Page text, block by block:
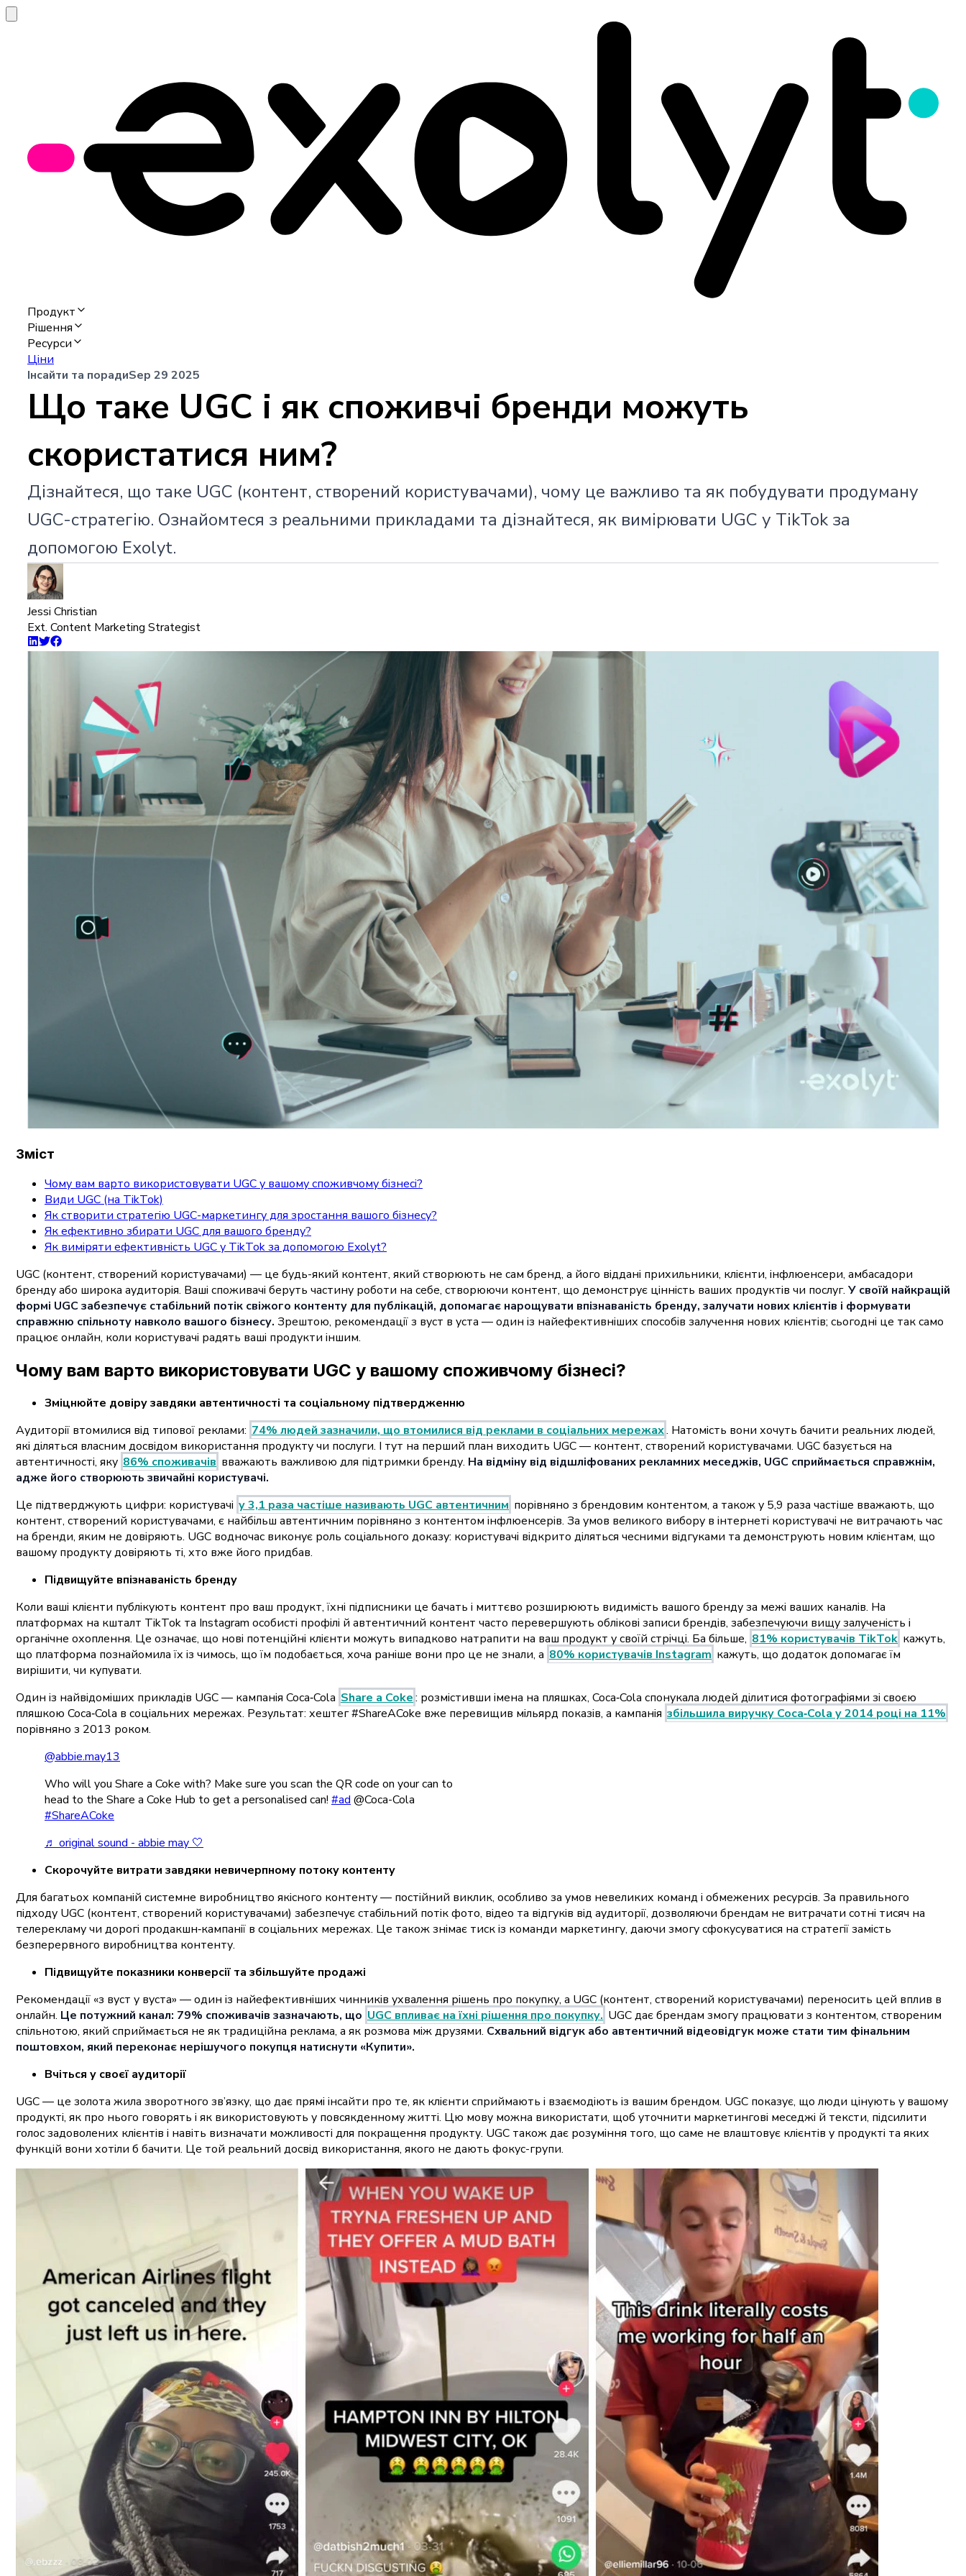
Продукт
Рішення
Ресурси
Ціни
Інсайти та порадиSep 29 2025
Що таке UGC і як споживчі бренди можуть
скористатися ним?
Дізнайтеся, що таке UGC (контент, створений користувачами), чому це важливо та як побудувати продуману
UGC-стратегію. Ознайомтеся з реальними прикладами та дізнайтеся, як вимірювати UGC у TikTok за
допомогою Exolyt.
Jessi Christian
Ext. Content Marketing Strategist
Зміст
Чому вам варто використовувати UGC у вашому споживчому бізнесі?
Види UGC (на TikTok)
Як створити стратегію UGC-маркетингу для зростання вашого бізнесу?
Як ефективно збирати UGC для вашого бренду?
Як виміряти ефективність UGC у TikTok за допомогою Exolyt?
UGC (контент, створений користувачами) — це будь-який контент, який створюють не сам бренд, а його віддані прихильники, клієнти, інфлюенсери, амбасадори
бренду або широка аудиторія. Ваші споживачі беруть частину роботи на себе, створюючи контент, що демонструє цінність ваших продуктів чи послуг. У своїй найкращій
формі UGC забезпечує стабільний потік свіжого контенту для публікацій, допомагає нарощувати впізнаваність бренду, залучати нових клієнтів і формувати
справжню спільноту навколо вашого бізнесу. Зрештою, рекомендації з вуст в уста — один із найефективніших способів залучення нових клієнтів; сьогодні це так само
працює онлайн, коли користувачі радять ваші продукти іншим.
Чому вам варто використовувати UGC у вашому споживчому бізнесі?
Зміцнюйте довіру завдяки автентичності та соціальному підтвердженню
Аудиторії втомилися від типової реклами: 74% людей зазначили, що втомилися від реклами в соціальних мережах. Натомість вони хочуть бачити реальних людей,
які діляться власним досвідом використання продукту чи послуги. І тут на перший план виходить UGC — контент, створений користувачами. UGC базується на
автентичності, яку 86% споживачів вважають важливою для підтримки бренду. На відміну від відшліфованих рекламних меседжів, UGC сприймається справжнім,
адже його створюють звичайні користувачі.
Це підтверджують цифри: користувачі у 3,1 раза частіше називають UGC автентичним порівняно з брендовим контентом, а також у 5,9 раза частіше вважають, що
контент, створений користувачами, є найбільш автентичним порівняно з контентом інфлюенсерів. За умов великого вибору в інтернеті користувачі не витрачають час
на бренди, яким не довіряють. UGC водночас виконує роль соціального доказу: користувачі відкрито діляться чесними відгуками та демонструють новим клієнтам, що
вашому продукту довіряють ті, хто вже його придбав.
Підвищуйте впізнаваність бренду
Коли ваші клієнти публікують контент про ваш продукт, їхні підписники це бачать і миттєво розширюють видимість вашого бренду за межі ваших каналів. На
платформах на кшталт TikTok та Instagram особисті профілі й автентичний контент часто перевершують облікові записи брендів, забезпечуючи вищу залученість і
органічне охоплення. Це означає, що нові потенційні клієнти можуть випадково натрапити на ваш продукт у своїй стрічці. Ба більше, 81% користувачів TikTok кажуть,
що платформа познайомила їх із чимось, що їм подобається, хоча раніше вони про це не знали, а 80% користувачів Instagram кажуть, що додаток допомагає їм
вирішити, чи купувати.
Один із найвідоміших прикладів UGC — кампанія Coca‑Cola Share a Coke: розмістивши імена на пляшках, Coca‑Cola спонукала людей ділитися фотографіями зі своєю
пляшкою Coca‑Cola в соціальних мережах. Результат: хештег #ShareACoke вже перевищив мільярд показів, а кампанія збільшила виручку Coca‑Cola у 2014 році на 11%
порівняно з 2013 роком.
@abbie.may13
Who will you Share a Coke with? Make sure you scan the QR code on your can to
head to the Share a Coke Hub to get a personalised can! #ad @Coca-Cola
#ShareACoke
♬ original sound - abbie may 🤍
Скорочуйте витрати завдяки невичерпному потоку контенту
Для багатьох компаній системне виробництво якісного контенту — постійний виклик, особливо за умов невеликих команд і обмежених ресурсів. За правильного
підходу UGC (контент, створений користувачами) забезпечує стабільний потік фото, відео та відгуків від аудиторії, дозволяючи брендам не витрачати сотні тисяч на
телерекламу чи дорогі продакшн‑кампанії в соціальних мережах. Це також знімає тиск із команди маркетингу, даючи змогу сфокусуватися на стратегії замість
безперервного виробництва контенту.
Підвищуйте показники конверсії та збільшуйте продажі
Рекомендації «з вуст у вуста» — один із найефективніших чинників ухвалення рішень про покупку, а UGC (контент, створений користувачами) переносить цей вплив в
онлайн. Це потужний канал: 79% споживачів зазначають, що UGC впливає на їхні рішення про покупку. UGC дає брендам змогу працювати з контентом, створеним
спільнотою, який сприймається не як традиційна реклама, а як розмова між друзями. Схвальний відгук або автентичний відеовідгук може стати тим фінальним
поштовхом, який переконає нерішучого покупця натиснути «Купити».
Вчіться у своєї аудиторії
UGC — це золота жила зворотного зв’язку, що дає прямі інсайти про те, як клієнти сприймають і взаємодіють із вашим брендом. UGC показує, що люди цінують у вашому
продукті, як про нього говорять і як використовують у повсякденному житті. Цю мову можна використати, щоб уточнити маркетингові меседжі й тексти, підсилити
голос задоволених клієнтів і навіть визначати можливості для покращення продукту. UGC також дає розуміння того, що саме не влаштовує клієнтів у продукті та яких
функцій вони хотіли б бачити. Це той реальний досвід використання, якого не дають фокус-групи.